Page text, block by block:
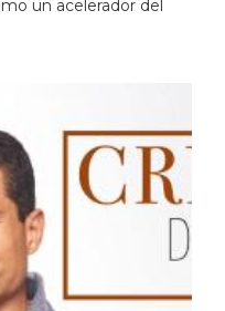
un acelerador del